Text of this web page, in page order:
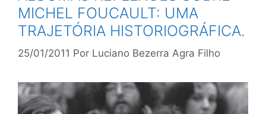
MICHEL FOUCAULT: UMA
TRAJETÓRIA HISTORIOGRÁFICA.
25/01/2011 Por Luciano Bezerra Agra Filho